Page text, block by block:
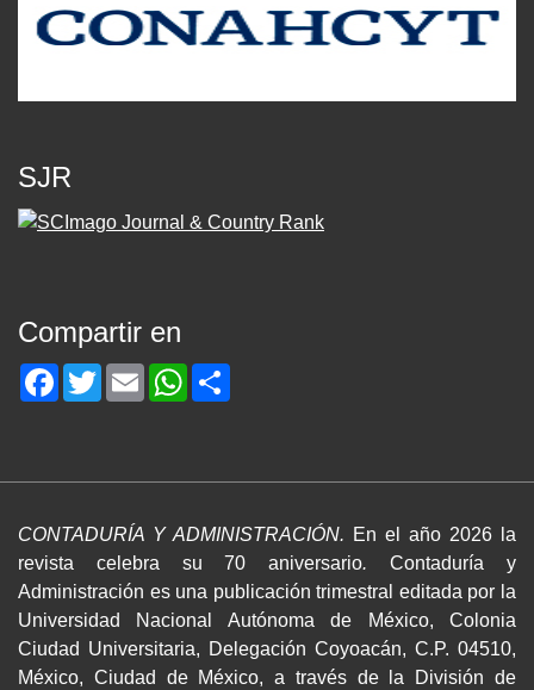
SJR
Compartir en
Facebook
TwitterEmailWhatsApp
CONTADURÍA Y ADMINISTRACIÓN. En el año 2026 la
revista celebra su 70 aniversario.Contaduría y
Administración es una publicación trimestral editada por la
Universidad Nacional Autónoma de México, Colonia
Ciudad Universitaria, Delegación Coyoacán, C.P. 04510,
México, Ciudad de México, a través de la División de